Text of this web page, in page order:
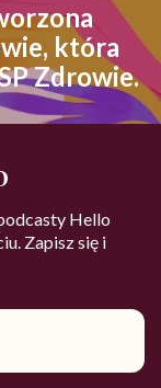
która
Zdrowie.
Hello
Zapisz się i